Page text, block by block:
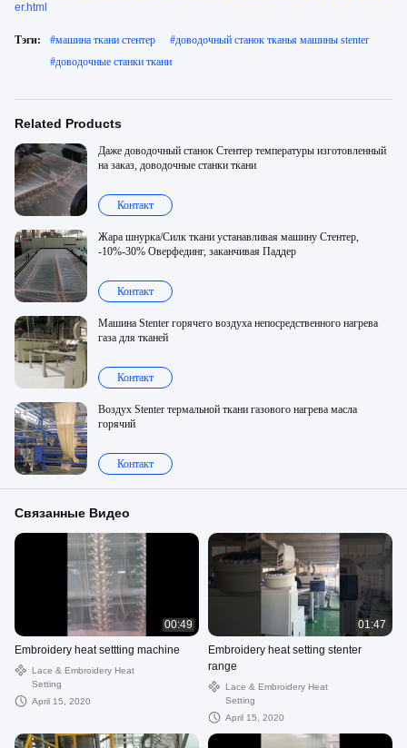
er.html
Тэги: #машина ткани стентер #доводочный станок тканья машины stenter
#доводочные станки ткани
Related Products
Даже доводочный станок Стентер температуры изготовленный
на заказ, доводочные станки ткани
Контакт
Жара шнурка/Силк ткани устанавливая машину Стентер,
-10%-30% Оверфединг, заканчивая Паддер
Контакт
Машина Stenter горячего воздуха непосредственного нагрева
газа для тканей
Контакт
Воздух Stenter термальной ткани газового нагрева масла
горячий
Контакт
Связанные Видео
00:49
Embroidery heat settting machine
Lace & Embroidery Heat
Setting
April 15, 2020
01:47
Embroidery heat setting stenter
range
Lace & Embroidery Heat
Setting
April 15, 2020